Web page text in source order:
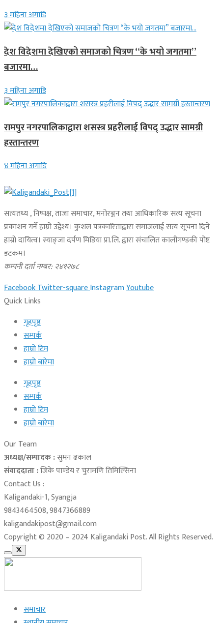
३ महिना अगाडि
देश विदेशमा देखिएको समाजको चित्रण “के भयो जगतमा”
बजारमा…
३ महिना अगाडि
रामपुर नगरपालिकाद्वारा शसस्त्र प्रहरीलाई विपद् उद्धार सामग्री
हस्तान्तरण
४ महिना अगाडि
सत्यतथ्य , निष्पक्ष, ताजा समाचार, मनोरञ्जन तथा आधिकारिक सत्य सूचना
प्रकाशन गर्ने हाम्रो उद्देश्य। कुशल पत्रकारिताद्वारा समाजलाई सत्य सूचना दिने
हाम्रो दायित्व। स्याङ्जा दर्पण मिडिया प्रा.लि. द्वारा संचालित कालीगण्डकी पोष्ट
डटकम।
कम्पनी दर्ता नम्बर: २४१२७८
FacebookTwitter-squareInstagramYoutube
Quick Links
गृहपृष्ठ
सम्पर्क
हाम्रो टिम
हाम्रो बारेमा
गृहपृष्ठ
सम्पर्क
हाम्रो टिम
हाम्रो बारेमा
Our Team
अध्यक्ष/सम्पादक :सुमन ढकाल
संवाददाता :जिके पाण्डेय र चुरामणि तिमिल्सिना
Contact Us :
Kaligandaki-1, Syangja
9843464508, 9847366889
kaligandakipost@gmail.com
Copyright © 2020 – 2024 Kaligandaki Post. All Rights Reserved.
समाचार